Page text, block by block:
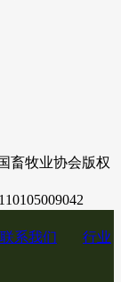
畜牧业协会版权
联系我们
行业